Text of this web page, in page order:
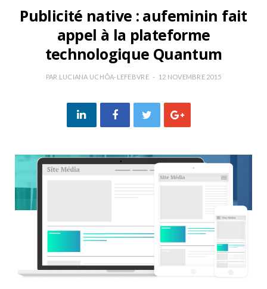
Publicité native : aufeminin fait
appel à la plateforme
technologique Quantum
PAR LUCIANA UCHÔA-LEFEBVRE 12 NOVEMBRE 2015